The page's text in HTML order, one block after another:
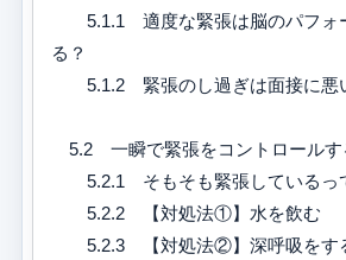
5.1.1 適度な緊張は脳のパフォ
る？
5.1.2 緊張のし過ぎは面接に悪
5.2 一瞬で緊張をコントロールす
5.2.1 そもそも緊張しているっ
5.2.2 【対処法①】水を飲む
5.2.3 【対処法②】深呼吸をす